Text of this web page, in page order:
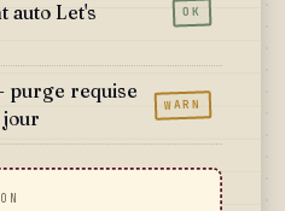
auto Let's
OK
purge requise
jour
WARN